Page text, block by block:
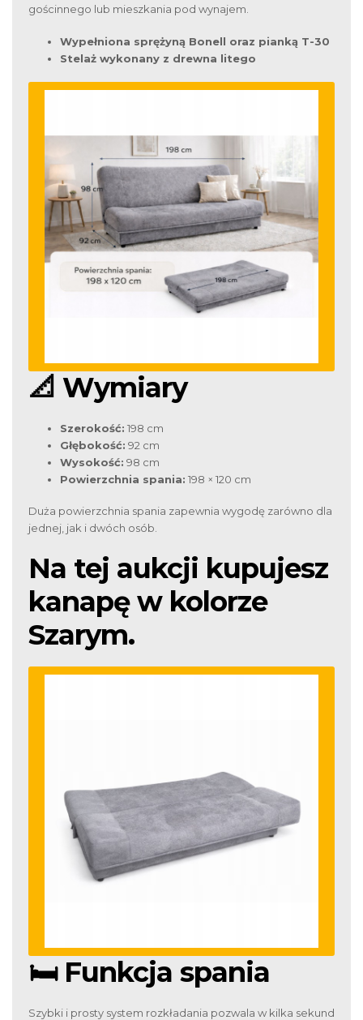
gościnnego lub mieszkania pod wynajem.
Wypełniona sprężyną Bonell oraz pianką T-30
Stelaż wykonany z drewna litego
📐 Wymiary
Szerokość: 198 cm
Głębokość: 92 cm
Wysokość: 98 cm
Powierzchnia spania: 198 × 120 cm
Duża powierzchnia spania zapewnia wygodę zarówno dla
jednej, jak i dwóch osób.
Na tej aukcji kupujesz
kanapę w kolorze
Szarym.
🛏️ Funkcja spania
Szybki i prosty system rozkładania pozwala w kilka sekund